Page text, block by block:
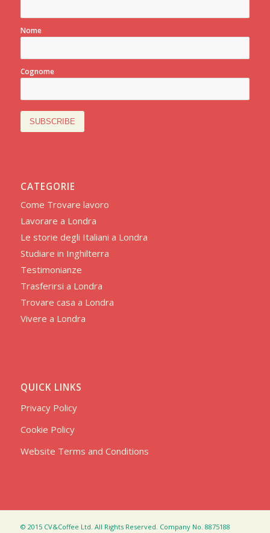
Nome
Cognome
CATEGORIE
Come Trovare lavoro
Lavorare a Londra
Le storie degli Italiani a Londra
Studiare in Inghilterra
Testimonianze
Trasferirsi a Londra
Trovare casa a Londra
Vivere a Londra
QUICK LINKS
Privacy Policy
Cookie Policy
Website Terms and Conditions
© 2015 CV&Coffee Ltd. All Rights Reserved. Company No. 8875188